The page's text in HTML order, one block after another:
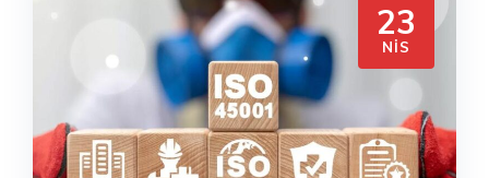
23
NIS